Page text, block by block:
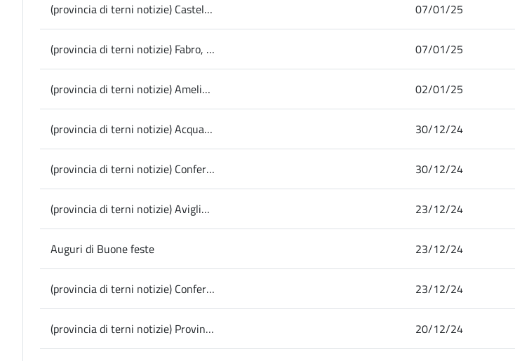
(provincia di terni notizie) Castel Viscardo, 2 posti a disposizione per il Servizio civile universale 07/01/25
(provincia di terni notizie) Fabro, dati in adozione 6 cani: “i risparmi reinvestiti in parchi pubblici e attrezzature per bambini” 07/01/25
(provincia di terni notizie) Amelia, il bilancio di fine mandato del Sindaco Laura Pernazza: “conti in ordine e tanti investimenti per far crescere il territorio” 02/01/25
(provincia di terni notizie) Acquasparta, asili nido: il Comune eroga contributi integrativi a quelli concessi dall’Inps 30/12/24
(provincia di terni notizie) Conferenza stampa in Provincia, il Sindaco di Amelia uscente Laura Pernazza e la giunta comunale tracciano il bilancio di mandato e di fine anno – giovedì 2 gennaio 30/12/24
(provincia di terni notizie) Avigliano Umbro: torna il Presepe Vivente per le vie del centro storico 23/12/24
Auguri di Buone feste 23/12/24
(provincia di terni notizie) Conferenza stampa della Presidente Laura Pernazza: “Abbiamo lavorato tanto per rilanciare la Provincia” 23/12/24
(provincia di terni notizie) Provincia, il Consiglio ha approvato il bilancio di previsione 2025-2027 20/12/24